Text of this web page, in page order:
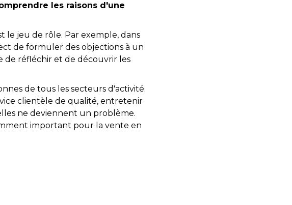
les raisons d'une
le jeu de rôle. Par exemple, dans
de formuler des objections à un
de réfléchir et de découvrir les
de tous les secteurs d'activité.
clientèle de qualité, entretenir
ne deviennent un problème.
important pour la vente en